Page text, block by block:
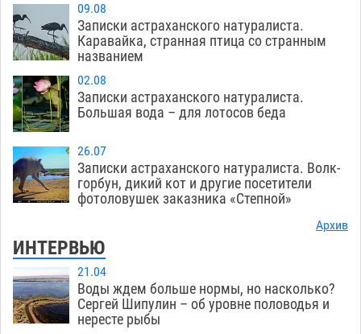
09.08
Записки астраханского натуралиста.
Каравайка, странная птица со странным
названием
02.08
Записки астраханского натуралиста.
Большая вода – для лотосов беда
26.07
Записки астраханского натуралиста. Волк-
горбун, дикий кот и другие посетители
фотоловушек заказника «Степной»
Архив
ИНТЕРВЬЮ
21.04
Воды ждем больше нормы, но насколько?
Сергей Шипулин – об уровне половодья и
нересте рыбы